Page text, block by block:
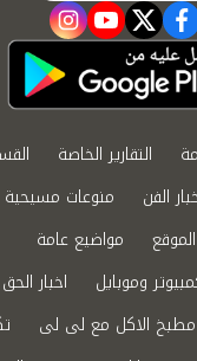
facebook
twitter
youtube
التقارير الخاصة
الفن
منوعات مسيحية
مواضيع عامة
وموبايل
اخبار
مطبخ الاكل مع لى لى